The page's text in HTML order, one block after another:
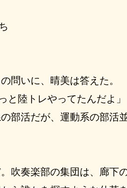
問いに、晴美は答えた。
と陸トレやってたんだよ」
部活だが、運動系の部活
吹奏楽部の集団は、廊下